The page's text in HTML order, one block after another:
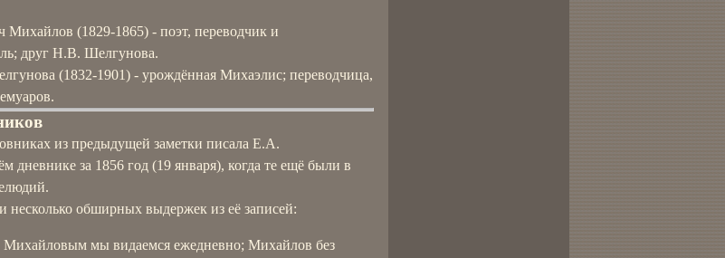
(1829-1865) - поэт, переводчик и
друг Н.В. Шелгунова.
(1832-1901) - урождённая Михаэлис; переводчица,
из предыдущей заметки писала Е.А.
дневнике за 1856 год (19 января), когда те ещё были в
несколько обширных выдержек из её записей:
мы видаемся ежедневно; Михайлов без